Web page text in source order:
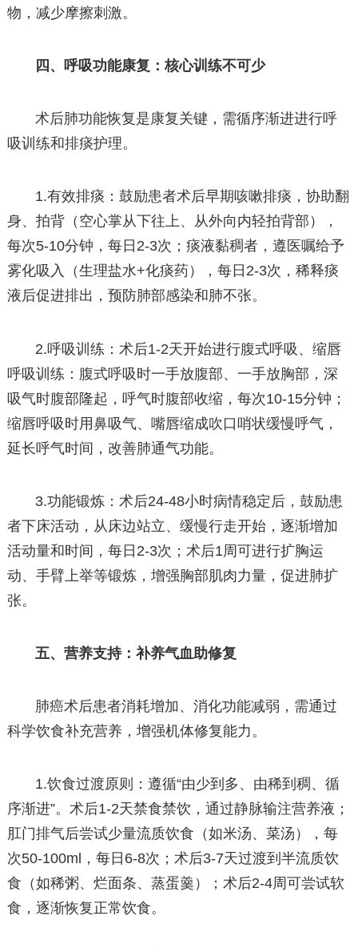
物，减少摩擦刺激。
四、呼吸功能康复：核心训练不可少
术后肺功能恢复是康复关键，需循序渐进进行呼
吸训练和排痰护理。
1.有效排痰：鼓励患者术后早期咳嗽排痰，协助翻
身、拍背（空心掌从下往上、从外向内轻拍背部），
每次5-10分钟，每日2-3次；痰液黏稠者，遵医嘱给予
雾化吸入（生理盐水+化痰药），每日2-3次，稀释痰
液后促进排出，预防肺部感染和肺不张。
2.呼吸训练：术后1-2天开始进行腹式呼吸、缩唇
呼吸训练：腹式呼吸时一手放腹部、一手放胸部，深
吸气时腹部隆起，呼气时腹部收缩，每次10-15分钟；
缩唇呼吸时用鼻吸气、嘴唇缩成吹口哨状缓慢呼气，
延长呼气时间，改善肺通气功能。
3.功能锻炼：术后24-48小时病情稳定后，鼓励患
者下床活动，从床边站立、缓慢行走开始，逐渐增加
活动量和时间，每日2-3次；术后1周可进行扩胸运
动、手臂上举等锻炼，增强胸部肌肉力量，促进肺扩
张。
五、营养支持：补养气血助修复
肺癌术后患者消耗增加、消化功能减弱，需通过
科学饮食补充营养，增强机体修复能力。
1.饮食过渡原则：遵循“由少到多、由稀到稠、循
序渐进”。术后1-2天禁食禁饮，通过静脉输注营养液；
肛门排气后尝试少量流质饮食（如米汤、菜汤），每
次50-100ml，每日6-8次；术后3-7天过渡到半流质饮
食（如稀粥、烂面条、蒸蛋羹）；术后2-4周可尝试软
食，逐渐恢复正常饮食。